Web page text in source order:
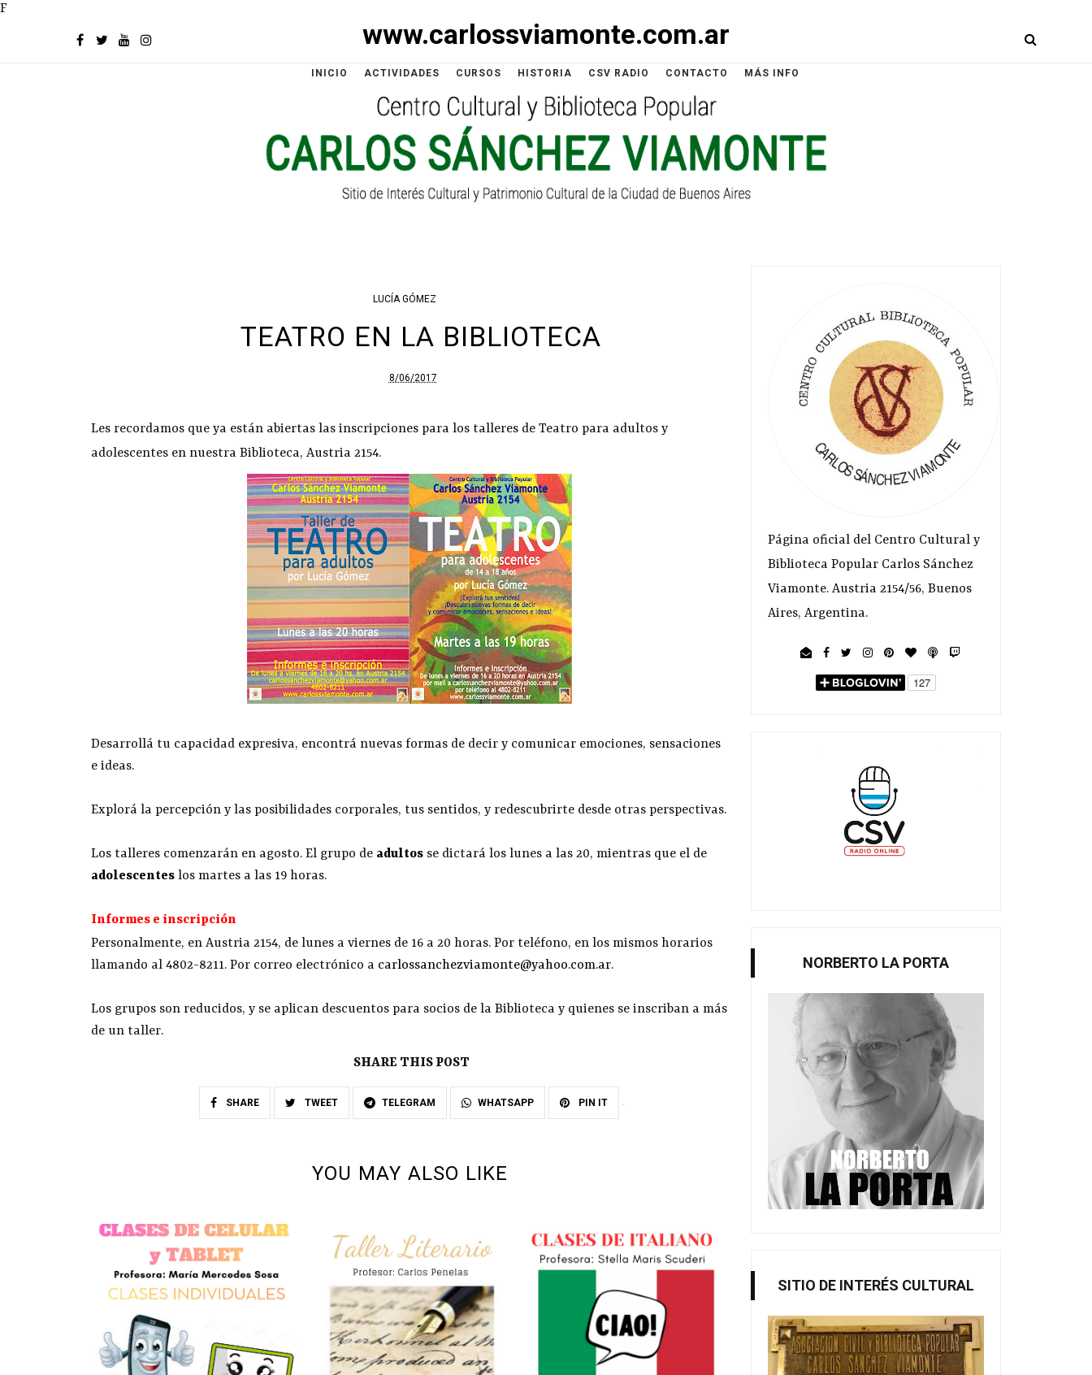
F
www.carlossviamonte.com.ar
INICIO ACTIVIDADES CURSOS HISTORIA CSV RADIO CONTACTO MÁS INFO
LUCÍA GÓMEZ
TEATRO EN LA BIBLIOTECA
8/06/2017
Les recordamos que ya están abiertas las inscripciones para los talleres de Teatro para adultos y
adolescentes en nuestra Biblioteca, Austria 2154.
Desarrollá tu capacidad expresiva, encontrá nuevas formas de decir y comunicar emociones, sensaciones
e ideas.
Explorá la percepción y las posibilidades corporales, tus sentidos, y redescubrirte desde otras perspectivas.
Los talleres comenzarán en agosto. El grupo de adultos se dictará los lunes a las 20, mientras que el de
adolescentes los martes a las 19 horas.
Informes e inscripción
Personalmente, en Austria 2154, de lunes a viernes de 16 a 20 horas. Por teléfono, en los mismos horarios
llamando al 4802-8211. Por correo electrónico a carlossanchezviamonte@yahoo.com.ar.
Los grupos son reducidos, y se aplican descuentos para socios de la Biblioteca y quienes se inscriban a más
de un taller.
SHARE THIS POST
SHARE TWEET TELEGRAM WHATSAPP PIN IT
YOU MAY ALSO LIKE
Página oficial del Centro Cultural y
Biblioteca Popular Carlos Sánchez
Viamonte. Austria 2154/56, Buenos
Aires, Argentina.
NORBERTO LA PORTA
SITIO DE INTERÉS CULTURAL